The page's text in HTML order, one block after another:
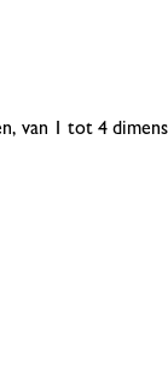
van 1 tot 4